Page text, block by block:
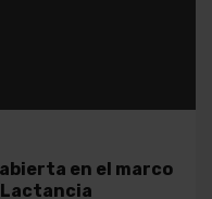
en el marco
Lactancia